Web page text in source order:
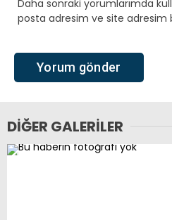
Daha sonraki yorumlarımda
posta adresim ve site adresim
DIĞER GALERILER